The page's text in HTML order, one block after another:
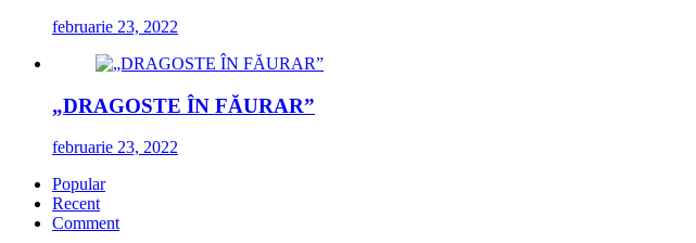
februarie 23, 2022
„DRAGOSTE ÎN FĂURAR”
februarie 23, 2022
Popular
Recent
Comment